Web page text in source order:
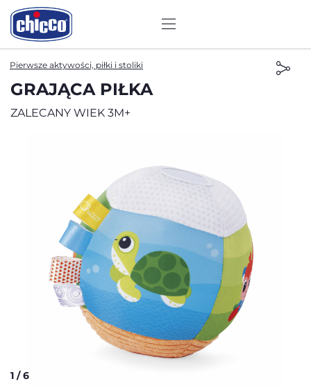
Pierwsze aktywości, piłki i stoliki
GRAJĄCA PIŁKA
ZALECANY WIEK 3M+
1 /6